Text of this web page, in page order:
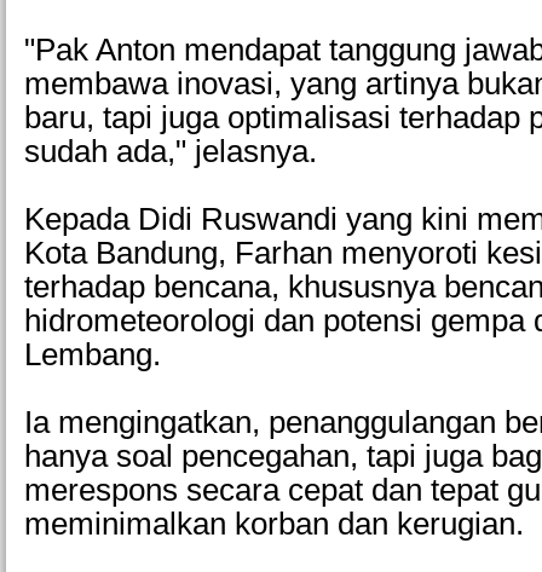
"Pak Anton mendapat tanggung
membawa inovasi, yang artinya
baru, tapi juga optimalisasi terhadap
sudah ada," jelasnya.
Kepada Didi Ruswandi yang kini
Kota Bandung, Farhan menyoroti
terhadap bencana, khususnya
hidrometeorologi dan potensi gempa
Lembang.
Ia mengingatkan, penanggulangan
hanya soal pencegahan, tapi juga
merespons secara cepat dan tepat
meminimalkan korban dan kerugian.